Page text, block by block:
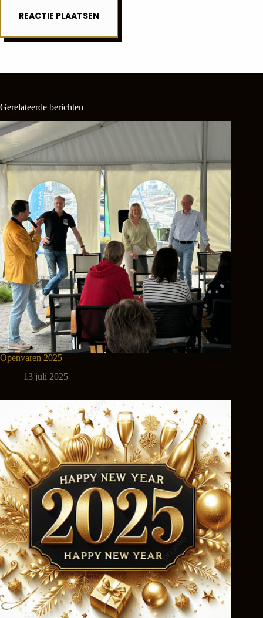
REACTIE PLAATSEN
Gerelateerde berichten
Openvaren 2025
13 juli 2025